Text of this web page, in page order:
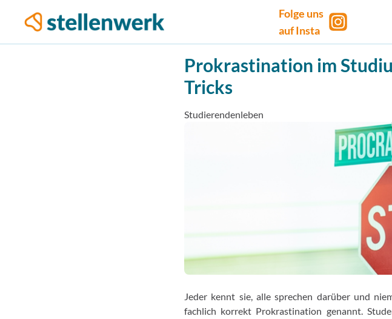
Folge uns
auf Insta
Prokrastination im
Tricks
Studierendenleben
Jeder kennt sie, alle sprechen darüber und
fachlich korrekt Prokrastination genannt.